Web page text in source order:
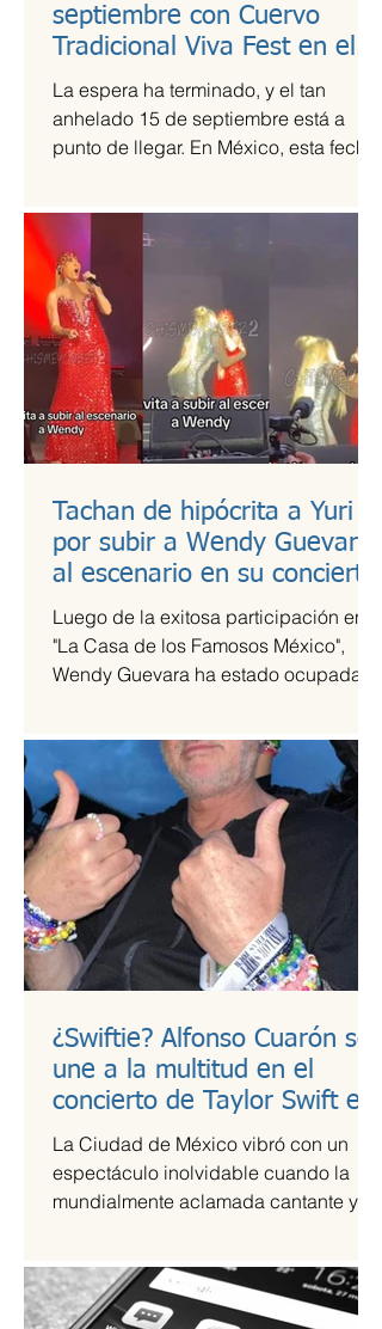
septiembre con Cuervo
Tradicional Viva Fest en el
Parque Bicentenario!
La espera ha terminado, y el tan
anhelado 15 de septiembre está a
punto de llegar. En México, esta fecha
Tachan de hipócrita a Yuri
por subir a Wendy Guevara
al escenario en su concierto
Luego de la exitosa participación en
"La Casa de los Famosos México",
Wendy Guevara ha estado ocupada
¿Swiftie? Alfonso Cuarón se
une a la multitud en el
concierto de Taylor Swift en
CDMX
La Ciudad de México vibró con un
espectáculo inolvidable cuando la
mundialmente aclamada cantante y